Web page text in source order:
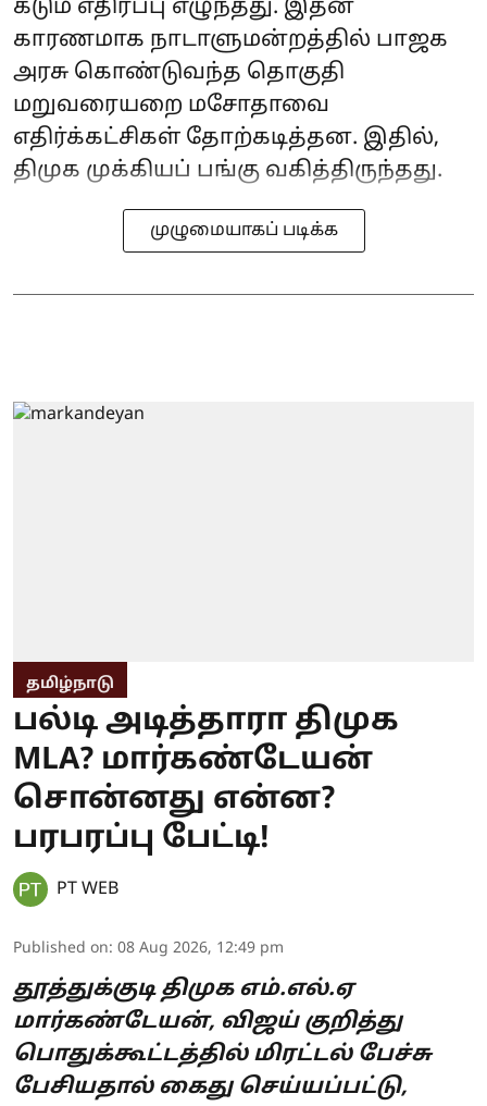
கடும் எதிர்ப்பு எழுந்தது. இதன்
காரணமாக நாடாளுமன்றத்தில் பாஜக
அரசு கொண்டுவந்த தொகுதி
மறுவரையறை மசோதாவை
எதிர்க்கட்சிகள் தோற்கடித்தன. இதில்,
திமுக முக்கியப் பங்கு வகித்திருந்தது.
முழுமையாகப் படிக்க
தமிழ்நாடு
பல்டி அடித்தாரா திமுக
MLA? மார்கண்டேயன்
சொன்னது என்ன?
பரபரப்பு பேட்டி!
PT WEB
Published on: 08 Aug 2026, 12:49 pm
தூத்துக்குடி திமுக எம்.எல்.ஏ
மார்கண்டேயன், விஜய் குறித்து
பொதுக்கூட்டத்தில் மிரட்டல் பேச்சு
பேசியதால் கைது செய்யப்பட்டு,